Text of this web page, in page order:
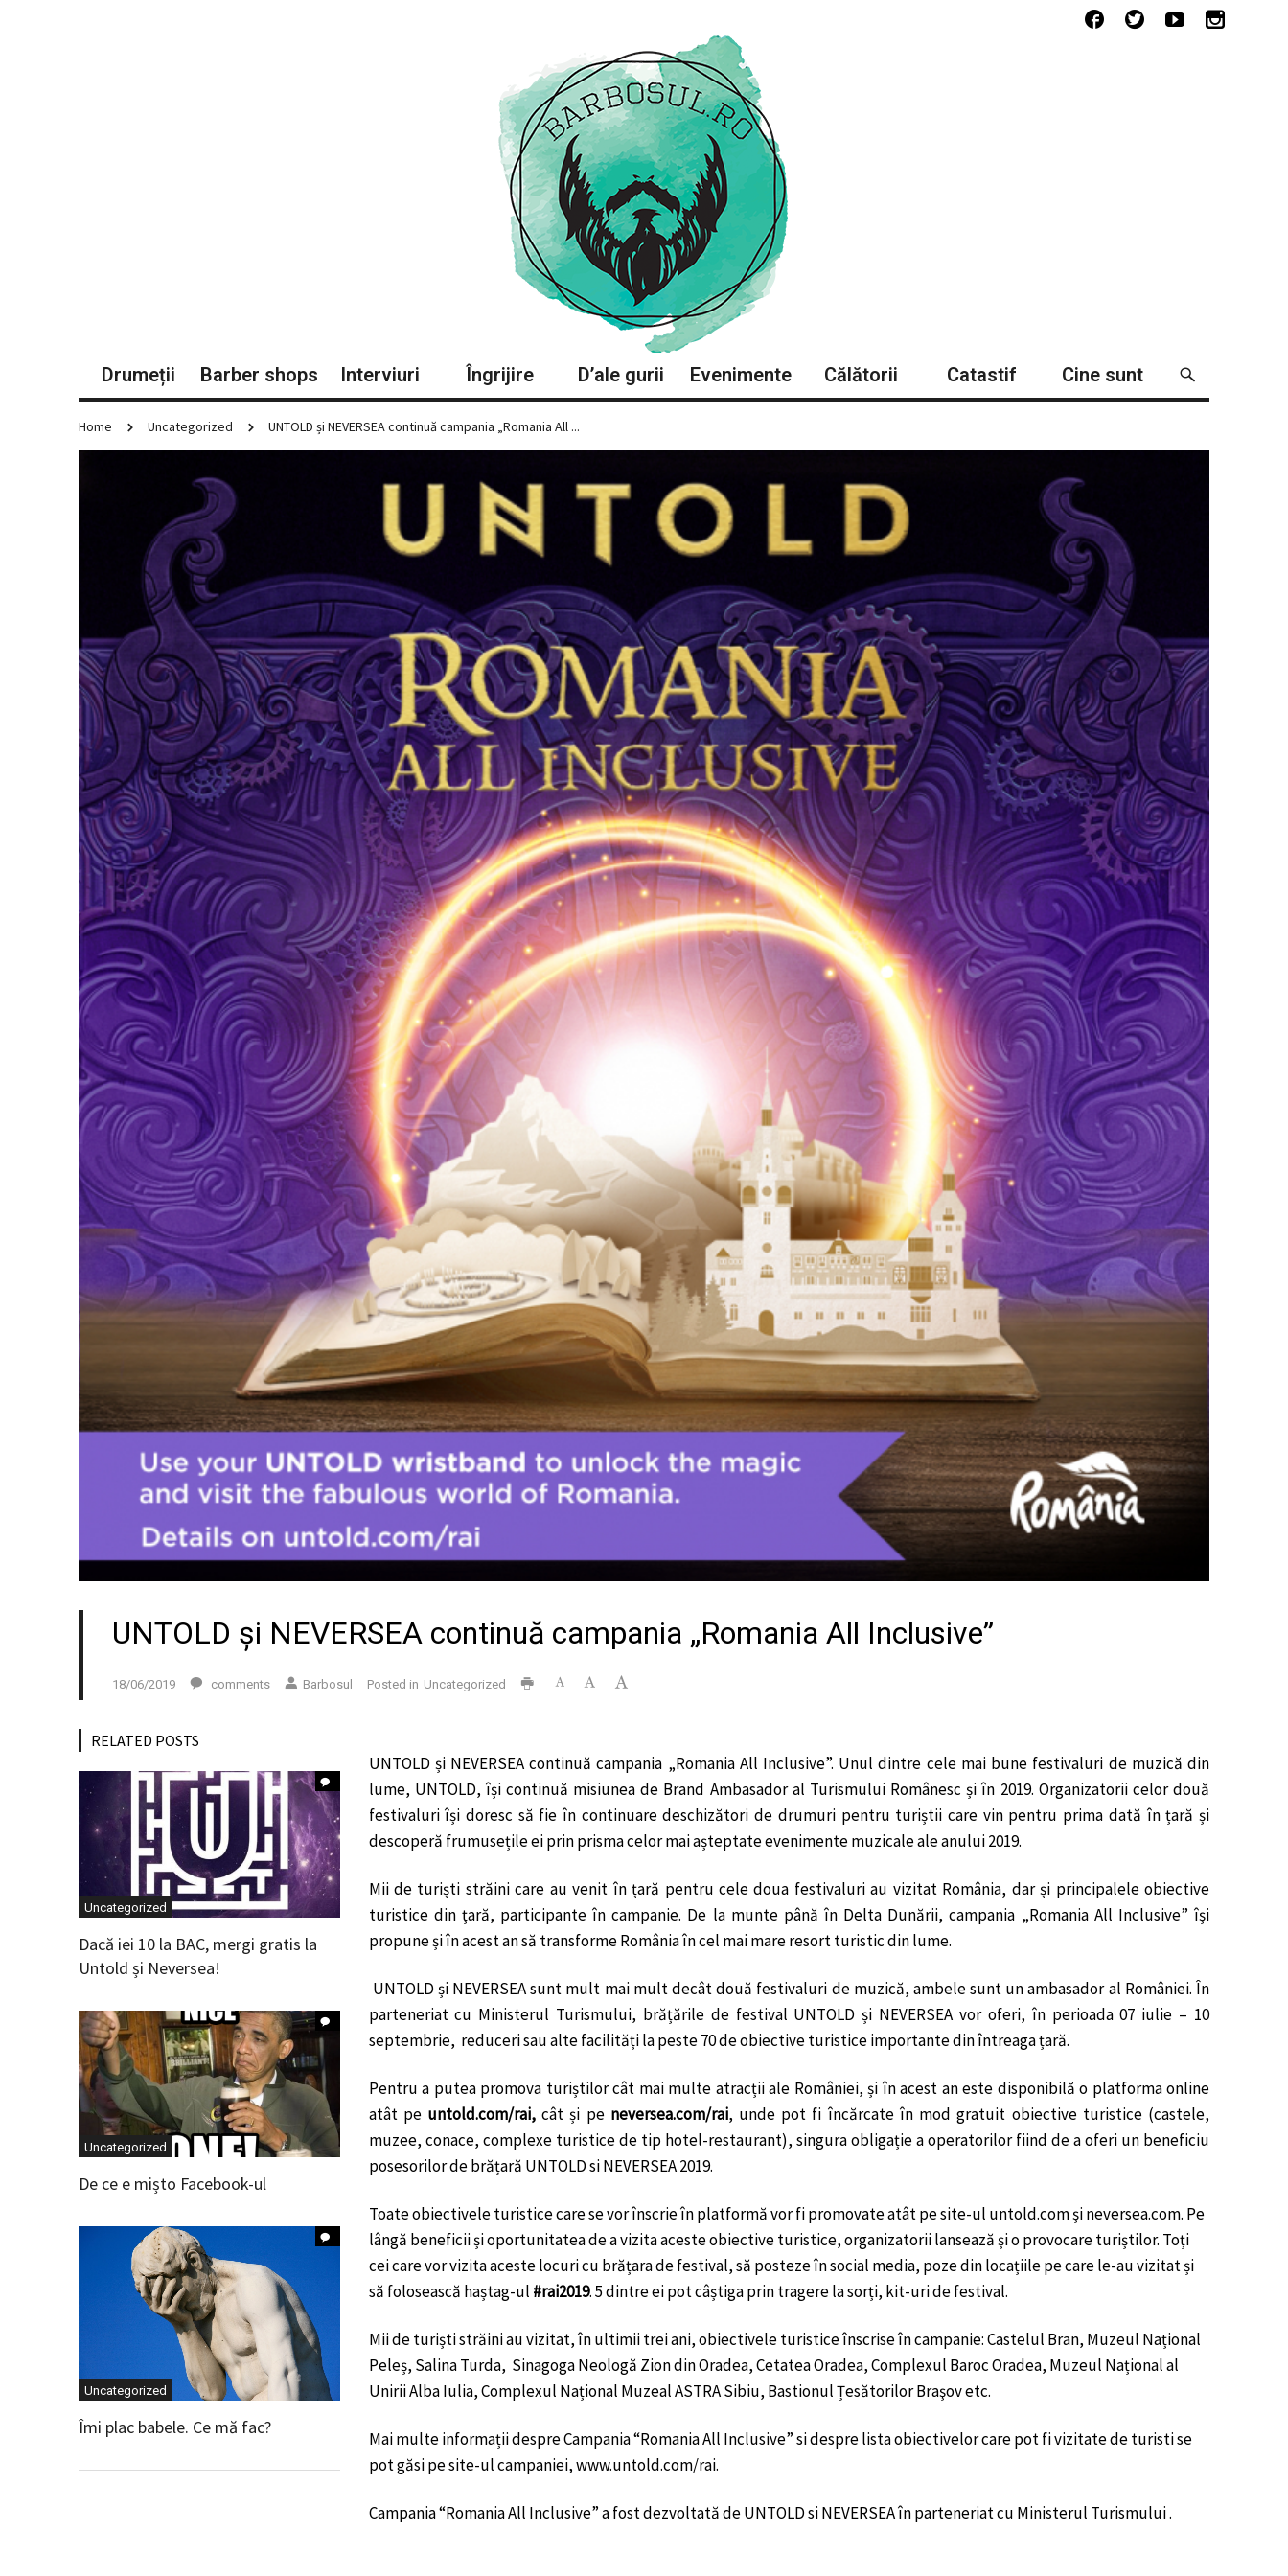
Drumeții Barber shops Interviuri Îngrijire D’ale gurii Evenimente Călătorii Catastif Cine sunt
Home Uncategorized UNTOLD și NEVERSEA continuă campania „Romania All ...
UNTOLD și NEVERSEA continuă campania „Romania All Inclusive”
18/06/2019 comments Barbosul Posted in Uncategorized
UNTOLD și NEVERSEA continuă campania „Romania All Inclusive”. Unul dintre cele mai bune festivaluri de muzică din
lume, UNTOLD, își continuă misiunea de Brand Ambasador al Turismului Românesc și în 2019. Organizatorii celor două
festivaluri își doresc să fie în continuare deschizători de drumuri pentru turiștii care vin pentru prima dată în țară și
descoperă frumusețile ei prin prisma celor mai așteptate evenimente muzicale ale anului 2019.
Mii de turiști străini care au venit în țară pentru cele doua festivaluri au vizitat România, dar și principalele obiective
turistice din țară, participante în campanie. De la munte până în Delta Dunării, campania „Romania All Inclusive” își
propune și în acest an să transforme România în cel mai mare resort turistic din lume.
UNTOLD și NEVERSEA sunt mult mai mult decât două festivaluri de muzică, ambele sunt un ambasador al României. În
parteneriat cu Ministerul Turismului, brățările de festival UNTOLD și NEVERSEA vor oferi, în perioada 07 iulie – 10
septembrie, reduceri sau alte facilități la peste 70 de obiective turistice importante din întreaga țară.
Pentru a putea promova turiștilor cât mai multe atracții ale României, și în acest an este disponibilă o platforma online
atât pe untold.com/rai,cât și pe neversea.com/rai, unde pot fi încărcate în mod gratuit obiective turistice (castele,
muzee, conace, complexe turistice de tip hotel-restaurant), singura obligație a operatorilor fiind de a oferi un beneficiu
posesorilor de brățară UNTOLD si NEVERSEA 2019.
Toate obiectivele turistice care se vor înscrie în platformă vor fi promovate atât pe site-ul untold.com și neversea.com. Pe
lângă beneficii și oportunitatea de a vizita aceste obiective turistice, organizatorii lansează și o provocare turiștilor. Toți
cei care vor vizita aceste locuri cu brățara de festival, să posteze în social media, poze din locațiile pe care le-au vizitat și
să folosească haștag-ul #rai2019. 5 dintre ei pot câștiga prin tragere la sorți, kit-uri de festival.
Mii de turiști străini au vizitat, în ultimii trei ani, obiectivele turistice înscrise în campanie: Castelul Bran, Muzeul Național
Peleș, Salina Turda, Sinagoga Neologă Zion din Oradea, Cetatea Oradea, Complexul Baroc Oradea, Muzeul Național al
Unirii Alba Iulia, Complexul Național Muzeal ASTRA Sibiu, Bastionul Țesătorilor Braşov etc.
Mai multe informații despre Campania “Romania All Inclusive” si despre lista obiectivelor care pot fi vizitate de turisti se
pot găsi pe site-ul campaniei, www.untold.com/rai.
Campania “Romania All Inclusive” a fost dezvoltată de UNTOLD si NEVERSEA în parteneriat cu Ministerul Turismului .
RELATED POSTS
Uncategorized
Dacă iei 10 la BAC, mergi gratis la
Untold și Neversea!
Uncategorized
De ce e mișto Facebook-ul
Uncategorized
Îmi plac babele. Ce mă fac?